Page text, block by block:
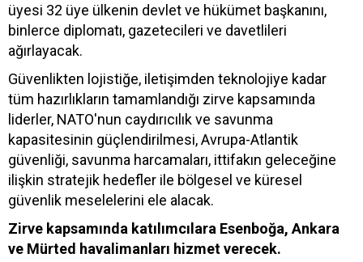
üyesi 32 üye ülkenin devlet ve hükümet başkanını,
binlerce diplomatı, gazetecileri ve davetlileri
ağırlayacak.
Güvenlikten lojistiğe, iletişimden teknolojiye kadar
tüm hazırlıkların tamamlandığı zirve kapsamında
liderler, NATO'nun caydırıcılık ve savunma
kapasitesinin güçlendirilmesi, Avrupa-Atlantik
güvenliği, savunma harcamaları, ittifakın geleceğine
ilişkin stratejik hedefler ile bölgesel ve küresel
güvenlik meselelerini ele alacak.
Zirve kapsamında katılımcılara Esenboğa, Ankara
ve Mürted havalimanları hizmet verecek.